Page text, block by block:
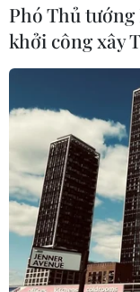
Phó Thủ
khởi công xây